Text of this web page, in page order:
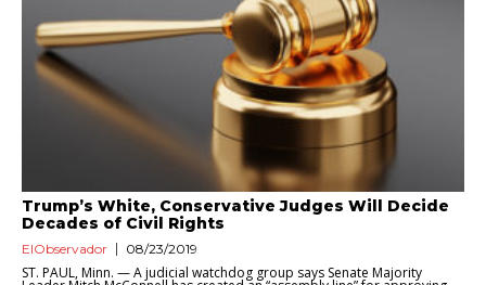
Trump’s White, Conservative Judges Will Decide
Decades of Civil Rights
ElObservador 08/23/2019
ST. PAUL, Minn. — A judicial watchdog group says Senate Majority